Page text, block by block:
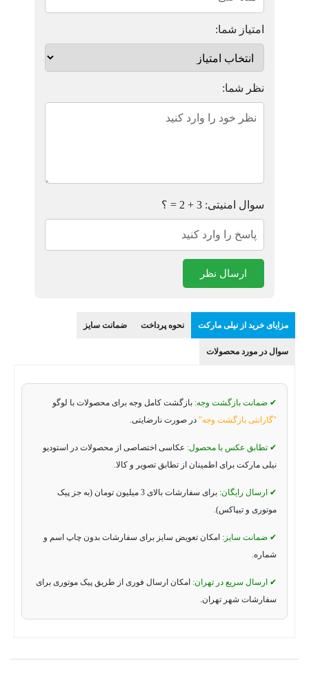
امتیاز شما:
نظر شما:
سوال امنیتی: 3 + 2 = ؟
ارسال نظر
مزایای خرید از نیلی مارکت نحوه پرداخت ضمانت سایز
سوال در مورد محصولات
✔ ضمانت بازگشت وجه: بازگشت کامل وجه برای محصولات با لوگو
"گارانتی بازگشت وجه" در صورت نارضایتی.
✔ تطابق عکس با محصول: عکاسی اختصاصی از محصولات در استودیو
نیلی مارکت برای اطمینان از تطابق تصویر و کالا.
✔ ارسال رایگان:
برای سفارشات بالای 3 میلیون تومان (به جز پیک
موتوری و تیپاکس).
✔ ضمانت سایز: امکان تعویض سایز برای سفارشات بدون چاپ اسم و
شماره.
✔ ارسال سریع در تهران: امکان ارسال فوری از طریق پیک موتوری برای
سفارشات شهر تهران.